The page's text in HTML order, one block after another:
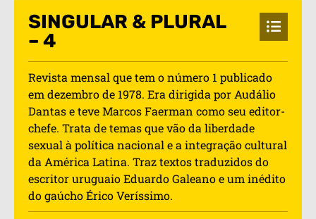
SINGULAR & PLURAL
– 4
Revista mensal que tem o número 1 publicado
em dezembro de 1978. Era dirigida por Audálio
Dantas e teve Marcos Faerman como seu editor-
chefe. Trata de temas que vão da liberdade
sexual à política nacional e a integração cultural
da América Latina. Traz textos traduzidos do
escritor uruguaio Eduardo Galeano e um inédito
do gaúcho Érico Veríssimo.